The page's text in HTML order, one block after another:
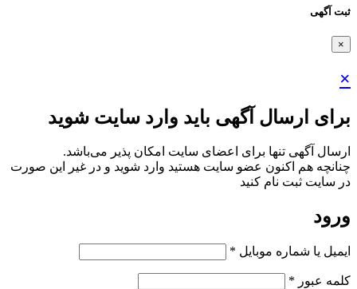
ثبت آگهی
×
×
برای ارسال آگهی باید وارد سایت شوید
ارسال آگهی تنها برای اعضای سایت امکان پذیر می‌باشد.
چنانچه هم‌ اکنون عضو سایت هستید وارد شوید و در غیر این صورت
در سایت ثبت نام کنید
ورود
ایمیل یا شماره موبایل *
کلمه عبور *